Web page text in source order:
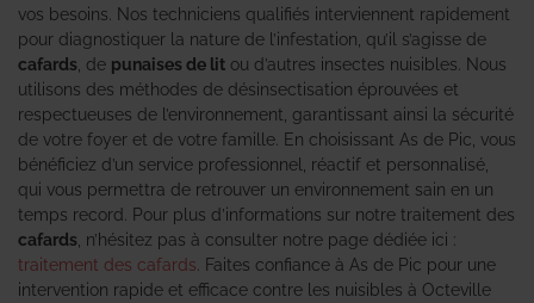
vos besoins. Nos techniciens qualifiés interviennent rapidement
pour diagnostiquer la nature de l’infestation, qu’il s’agisse de
cafards , de punaises de lit ou d’autres insectes nuisibles. Nous
utilisons des méthodes de désinsectisation éprouvées et
respectueuses de l’environnement, garantissant ainsi la sécurité
de votre foyer et de votre famille. En choisissant As de Pic, vous
bénéficiez d’un service professionnel, réactif et personnalisé,
qui vous permettra de retrouver un environnement sain en un
temps record. Pour plus d’informations sur notre traitement des
cafards , n’hésitez pas à consulter notre page dédiée ici :
traitement des cafards . Faites confiance à As de Pic pour une
intervention rapide et efficace contre les nuisibles à Octeville